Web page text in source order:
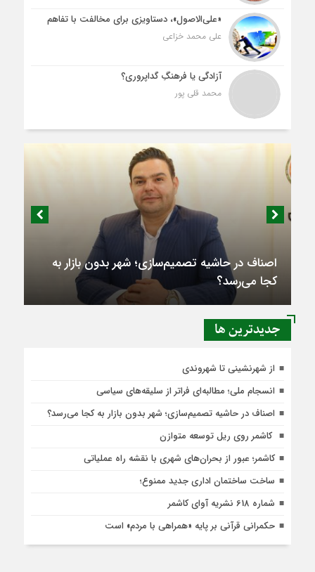
«علی‌الاصول»، دستاویزی برای مخالفت با تفاهم
علی محمد خزاعی
آزادگی یا فرهنگِ گداپروری؟
محمد قلی پور
اصناف در حاشیه تصمیم‌سازی؛ شهر بدون بازار به
کجا می‌رسد؟
جديدترين ها
از شهرنشینی تا شهروندی
انسجام ملی؛ مطالبه‌ای فراتر از سلیقه‌های سیاسی
اصناف در حاشیه تصمیم‌سازی؛ شهر بدون بازار به کجا می‌رسد؟
کاشمر روی ریل توسعه متوازن
کاشمر؛ عبور از بحران‌های شهری با نقشه راه عملیاتی
ساخت ساختمان اداری جدید ممنوع؛
شماره 618 نشریه آوای کاشمر
حکمرانی قرآنی بر پایه «همراهی با مردم» است